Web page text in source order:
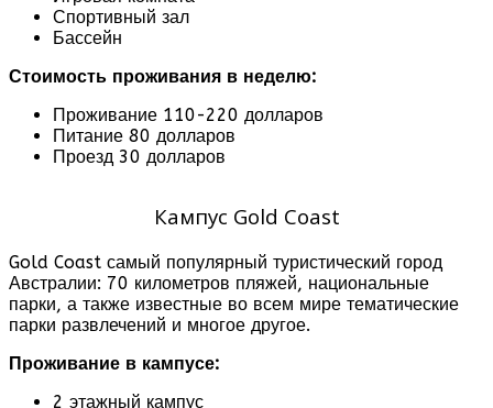
Спортивный зал
Бассейн
Стоимость проживания в неделю:
Проживание 110-220 долларов
Питание 80 долларов
Проезд 30 долларов
Кампус Gold Coast
Gold Coast самый популярный туристический город
Австралии: 70 километров пляжей, национальные
парки, а также известные во всем мире тематические
парки развлечений и многое другое.
Проживание в кампусе:
2 этажный кампус